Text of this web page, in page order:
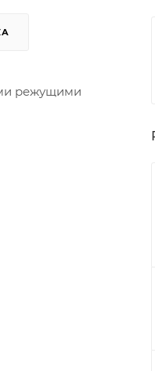
режущими